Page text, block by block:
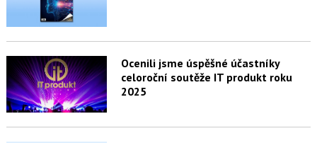
Ocenili jsme úspěšné účastníky
celoroční soutěže IT produkt roku
2025